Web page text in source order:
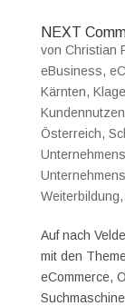
NEXT
von Christian
eBusiness,
Kärnten,
Kundennutzen
Österreich,
Weiterbildung,
Auf nach
mit den
eCommerce,